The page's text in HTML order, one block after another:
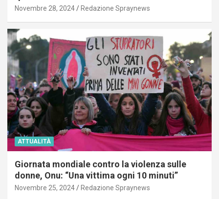
Novembre 28, 2024 Redazione Spraynews
ATTUALITÀ
Giornata mondiale contro la violenza sulle
donne, Onu: “Una vittima ogni 10 minuti”
Novembre 25, 2024 Redazione Spraynews